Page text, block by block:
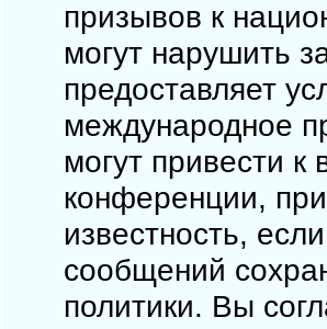
призывов к
могут нарушить
предоставляет
международное
могут привести
конференции,
известность,
сообщений
политики. Вы